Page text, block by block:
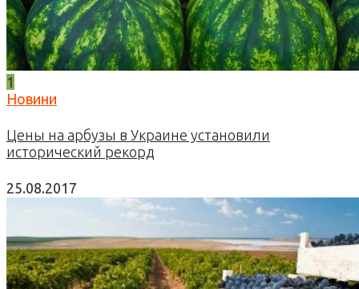
1
Новини
Цены на арбузы в Украине установили
исторический рекорд
25.08.2017